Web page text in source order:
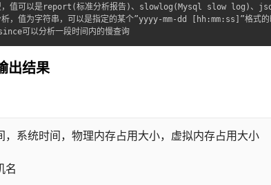
值可以是report(标准分析报告)、slowlog(Mysql slow log)、
，值为字符串，可以是指定的某个”yyyy-mm-dd [hh:mm:ss]”格式
可以分析一段时间内的慢查询
出结果
，系统时间，物理内存占用大小，虚拟内存占用大小
名